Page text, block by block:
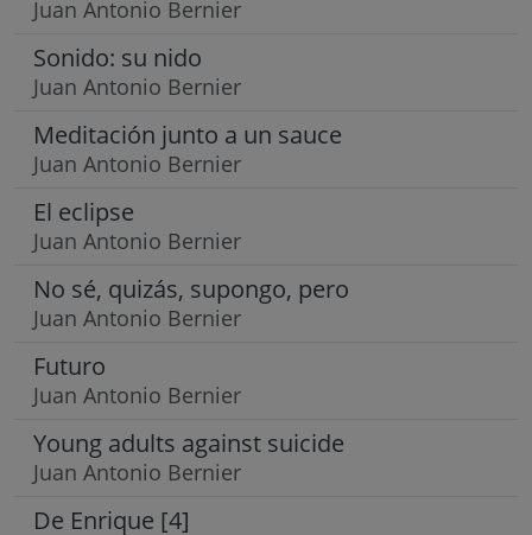
Juan Antonio Bernier
Sonido: su nido
Juan Antonio Bernier
Meditación junto a un sauce
Juan Antonio Bernier
El eclipse
Juan Antonio Bernier
No sé, quizás, supongo, pero
Juan Antonio Bernier
Futuro
Juan Antonio Bernier
Young adults against suicide
Juan Antonio Bernier
De Enrique [4]